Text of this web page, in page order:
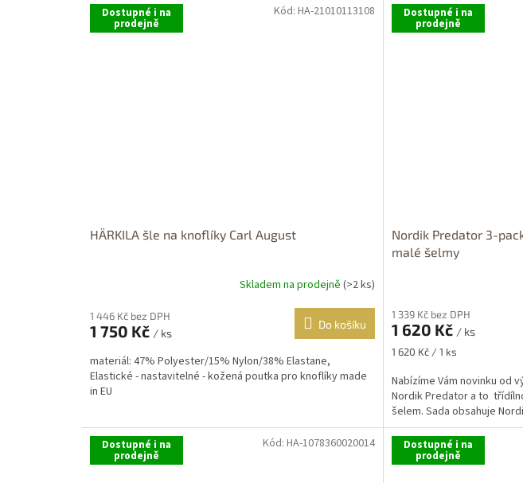
Dostupné i na
prodejně
HÄRKILA šle na knoflíky Carl August
Skladem na prodejně(>2 ks)
1 446 Kč bez DPH
1 750 Kč / ks
Do košíku
materiál: 47% Polyester/15% Nylon/38% Elastane,
Elastické - nastavitelné - kožená poutka pro knoflíky made
in EU
Kód:HA-21010113108 Dostupné i na
prodejně
Nordik Predator 3-
malé šelmy
produktu
je
5,0
5
hvězdiček.
1 339 Kč bez DPH
1 620 Kč / ks
Měrná
1 620 Kč / 1 ks
Nabízíme Vám novinku od
Nordik Predator a to
šelem. Sada obsahuje
Dostupné i na
prodejně
Kód:HA-1078360020014 Dostupné i na
prodejně